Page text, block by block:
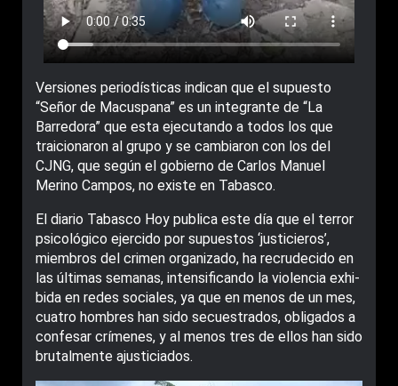
Versiones periodísticas indican que el supuesto
“Señor de Macuspana” es un integrante de “La
Barredora” que esta ejecutando a todos los que
traicionaron al grupo y se cambiaron con los del
CJNG, que según el gobierno de Carlos Manuel
Merino Campos, no existe en Tabasco.
El diario Tabasco Hoy publica este día que el terror
psicológico ejercido por supuestos ‘justicieros’,
miembros del crimen organizado, ha recru­decido en
las últimas semanas, intensificando la violencia exhi­
bida en redes sociales, ya que en menos de un mes,
cuatro hombres han sido secuestrados, obligados a
confesar crímenes, y al menos tres de ellos han sido
brutalmente ajusticiados.